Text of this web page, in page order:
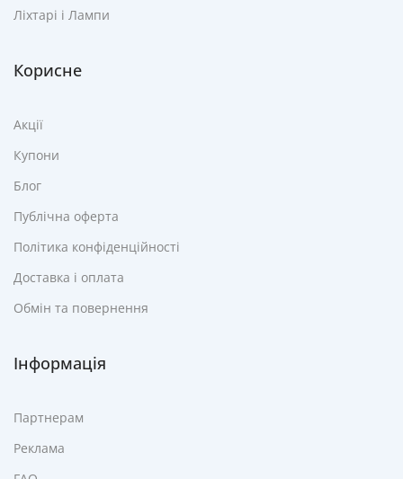
Ліхтарі і Лампи
Корисне
Акції
Купони
Блог
Публічна оферта
Політика конфіденційності
Доставка і оплата
Обмін та повернення
Інформація
Партнерам
Реклама